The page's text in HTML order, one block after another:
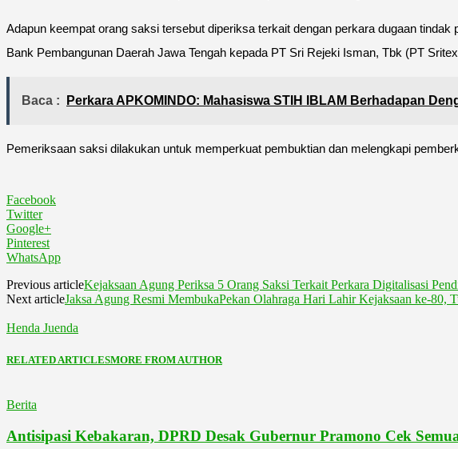
Adapun keempat orang saksi tersebut diperiksa terkait dengan perkara dugaan
Bank Pembangunan Daerah Jawa Tengah kepada PT Sri Rejeki Isman, Tbk (PT
Baca : Perkara APKOMINDO: Mahasiswa STIH IBLAM Berhadapan
Pemeriksaan saksi dilakukan untuk memperkuat pembuktian dan melengkapi
Facebook
Twitter
Google+
Pinterest
WhatsApp
Previous articleKejaksaan Agung Periksa 5 Orang Saksi Terkait Perkara Digitalisasi
Next articleJaksa Agung Resmi MembukaPekan Olahraga Hari Lahir Kejaksaan ke-80,
Henda Juenda
RELATED ARTICLESMORE FROM AUTHOR
Berita
Antisipasi Kebakaran, DPRD Desak Gubernur Pramono Cek